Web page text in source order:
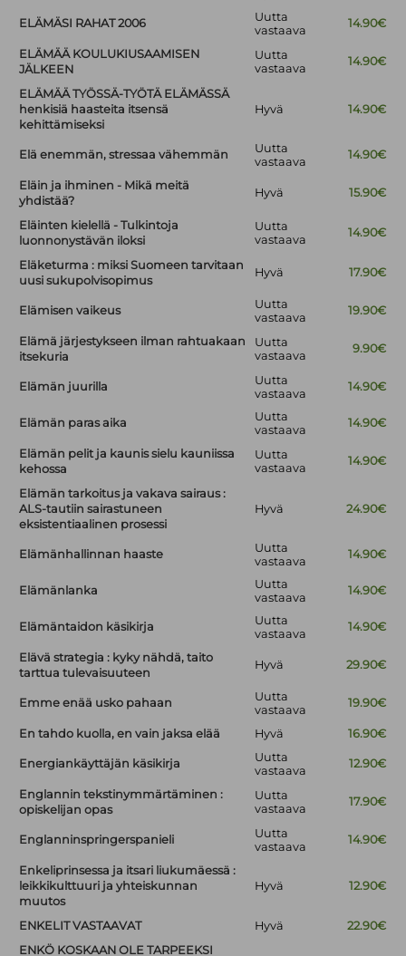
ELÄMÄSI RAHAT 2006
Uutta
vastaava
14.90€
ELÄMÄÄ KOULUKIUSAAMISEN
JÄLKEEN
Uutta
vastaava
14.90€
ELÄMÄÄ TYÖSSÄ-TYÖTÄ ELÄMÄSSÄ
henkisiä haasteita itsensä
kehittämiseksi
Hyvä 14.90€
Elä enemmän, stressaa vähemmän
Uutta
vastaava
14.90€
Eläin ja ihminen - Mikä meitä
yhdistää?
Hyvä 15.90€
Eläinten kielellä - Tulkintoja
luonnonystävän iloksi
Uutta
vastaava
14.90€
Eläketurma : miksi Suomeen tarvitaan
uusi sukupolvisopimus
Hyvä 17.90€
Elämisen vaikeus
Uutta
vastaava
19.90€
Elämä järjestykseen ilman rahtuakaan
itsekuria
Uutta
vastaava
9.90€
Elämän juurilla
Uutta
vastaava
14.90€
Elämän paras aika
Uutta
vastaava
14.90€
Elämän pelit ja kaunis sielu kauniissa
kehossa
Uutta
vastaava
14.90€
Elämän tarkoitus ja vakava sairaus :
ALS-tautiin sairastuneen
eksistentiaalinen prosessi
Hyvä 24.90€
Elämänhallinnan haaste
Uutta
vastaava
14.90€
Elämänlanka
Uutta
vastaava
14.90€
Elämäntaidon käsikirja
Uutta
vastaava
14.90€
Elävä strategia : kyky nähdä, taito
tarttua tulevaisuuteen
Hyvä 29.90€
Emme enää usko pahaan
Uutta
vastaava
19.90€
En tahdo kuolla, en vain jaksa elää Hyvä 16.90€
Energiankäyttäjän käsikirja
Uutta
vastaava
12.90€
Englannin tekstinymmärtäminen :
opiskelijan opas
Uutta
vastaava
17.90€
Englanninspringerspanieli
Uutta
vastaava
14.90€
Enkeliprinsessa ja itsari liukumäessä :
leikkikulttuuri ja yhteiskunnan
muutos
Hyvä 12.90€
ENKELIT VASTAAVAT Hyvä
22.90€
ENKÖ KOSKAAN OLE TARPEEKSI